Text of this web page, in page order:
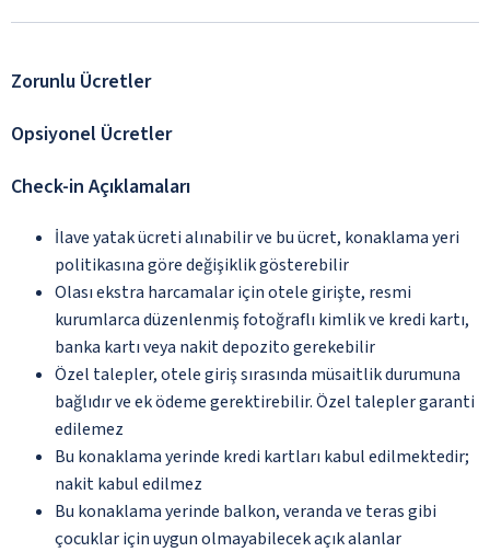
Zorunlu Ücretler
Opsiyonel Ücretler
Check-in Açıklamaları
İlave yatak ücreti alınabilir ve bu ücret, konaklama yeri
politikasına göre değişiklik gösterebilir
Olası ekstra harcamalar için otele girişte, resmi
kurumlarca düzenlenmiş fotoğraflı kimlik ve kredi kartı,
banka kartı veya nakit depozito gerekebilir
Özel talepler, otele giriş sırasında müsaitlik durumuna
bağlıdır ve ek ödeme gerektirebilir. Özel talepler garanti
edilemez
Bu konaklama yerinde kredi kartları kabul edilmektedir;
nakit kabul edilmez
Bu konaklama yerinde balkon, veranda ve teras gibi
çocuklar için uygun olmayabilecek açık alanlar